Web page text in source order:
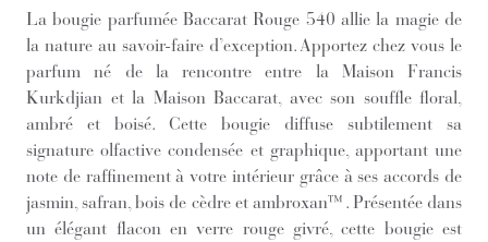
La bougie parfumée Baccarat Rouge 540 allie la magie de
la nature au savoir-faire d’exception. Apportez chez vous le
parfum né de la rencontre entre la Maison Francis
Kurkdjian et la Maison Baccarat, avec son souffle floral,
ambré et boisé. Cette bougie diffuse subtilement sa
signature olfactive condensée et graphique, apportant une
note de raffinement à votre intérieur grâce à ses accords de
jasmin, safran, bois de cèdre et ambroxan™. Présentée dans
un élégant flacon en verre rouge givré, cette bougie est